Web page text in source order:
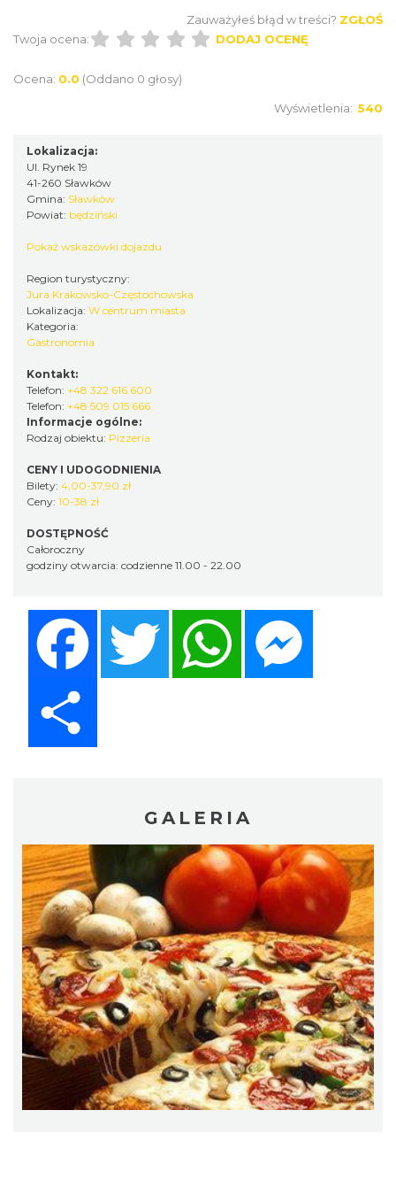
Zauważyłeś błąd w treści? ZGŁOŚ
Twoja ocena:
DODAJ OCENĘ
Ocena: 0.0 (Oddano 0 głosy)
Wyświetlenia: 540
Lokalizacja:
Ul. Rynek 19
41-260 Sławków
Gmina: Sławków
Powiat: będziński
Pokaż wskazówki dojazdu
Region turystyczny:
Jura Krakowsko-Częstochowska
Lokalizacja: W centrum miasta
Kategoria:
Gastronomia
Kontakt:
Telefon: +48 322 616 600
Telefon: +48 509 015 666
Informacje ogólne:
Rodzaj obiektu: Pizzeria
CENY I UDOGODNIENIA
Bilety: 4,00-37,90 zł
Ceny: 10-38 zł
DOSTĘPNOŚĆ
Całoroczny
godziny otwarcia: codzienne 11.00 - 22.00
Twitter
GALERIA